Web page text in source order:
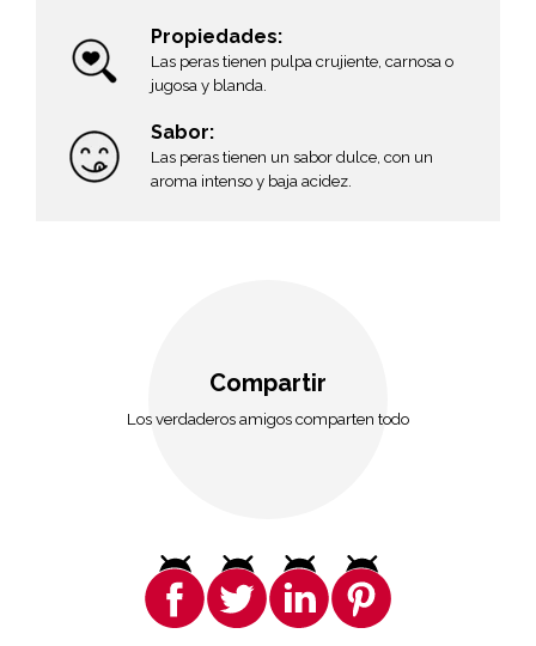
Propiedades:
Las peras tienen pulpa crujiente, carnosa o
jugosa y blanda.
Sabor:
Las peras tienen un sabor dulce, con un
aroma intenso y baja acidez.
Compartir
Los verdaderos amigos comparten todo